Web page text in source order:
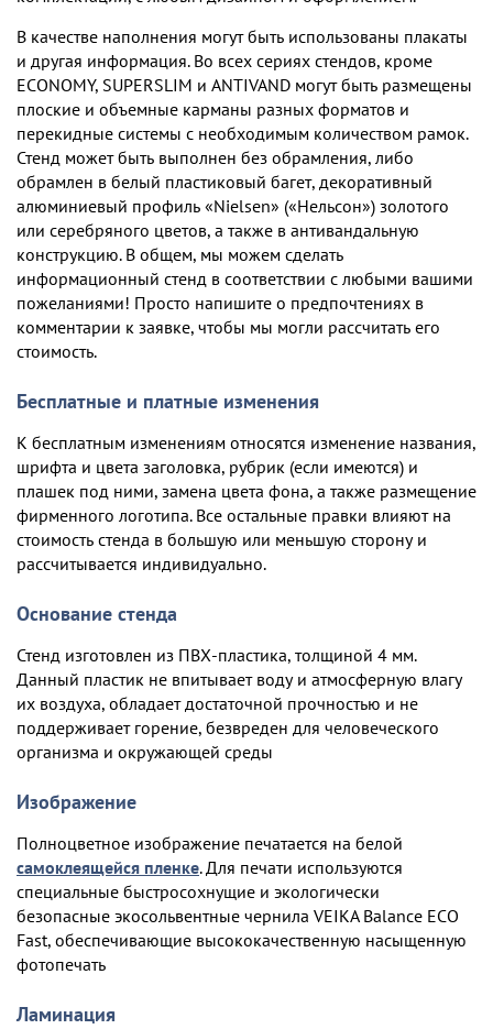
В качестве наполнения могут быть использованы плакаты
и другая информация. Во всех сериях стендов, кроме
ECONOMY, SUPERSLIM и ANTIVAND могут быть размещены
плоские и объемные карманы разных форматов и
перекидные системы с необходимым количеством рамок.
Стенд может быть выполнен без обрамления, либо
обрамлен в белый пластиковый багет, декоративный
алюминиевый профиль «Nielsen» («Нельсон») золотого
или серебряного цветов, а также в антивандальную
конструкцию. В общем, мы можем сделать
информационный стенд в соответствии с любыми вашими
пожеланиями! Просто напишите о предпочтениях в
комментарии к заявке, чтобы мы могли рассчитать его
стоимость.
Бесплатные и платные изменения
К бесплатным изменениям относятся изменение названия,
шрифта и цвета заголовка, рубрик (если имеются) и
плашек под ними, замена цвета фона, а также размещение
фирменного логотипа. Все остальные правки влияют на
стоимость стенда в большую или меньшую сторону и
рассчитывается индивидуально.
Основание стенда
Стенд изготовлен из ПВХ-пластика, толщиной 4 мм.
Данный пластик не впитывает воду и атмосферную влагу
их воздуха, обладает достаточной прочностью и не
поддерживает горение, безвреден для человеческого
организма и окружающей среды
Изображение
Полноцветное изображение печатается на белой
самоклеящейся пленке. Для печати используются
специальные быстросохнущие и экологически
безопасные экосольвентные чернила VEIKA Balance ECO
Fast, обеспечивающие высококачественную насыщенную
фотопечать
Ламинация